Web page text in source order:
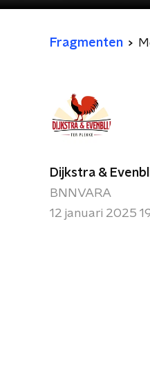
Fragmenten
Dijkstra &
BNNVARA
12 januari 2025